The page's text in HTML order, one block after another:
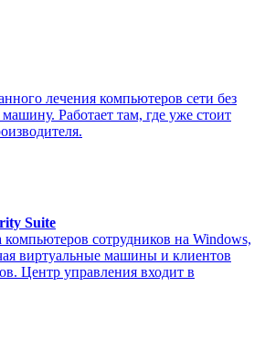
лечения компьютеров сети без
Работает там, где уже стоит
Suite
сотрудников на Windows,
виртуальные машины и клиентов
Центр управления входит в